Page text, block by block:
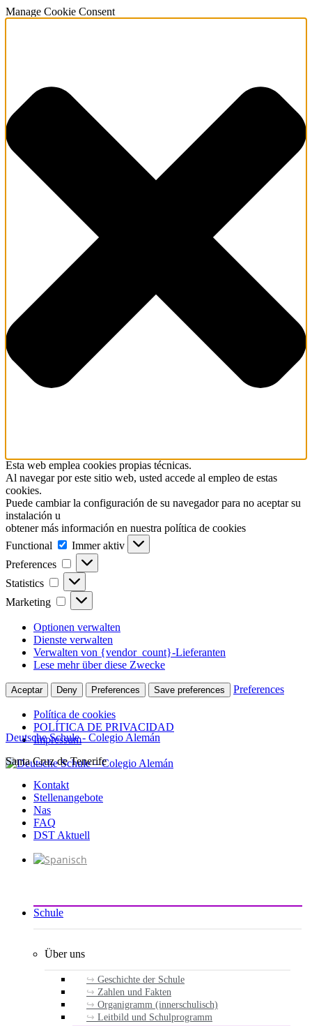
Manage Cookie Consent
Esta web emplea cookies propias técnicas.
Al navegar por este sitio web, usted accede al empleo de estas
cookies.
Puede cambiar la configuración de su navegador para no aceptar su
instalación u
obtener más información en nuestra política de cookies
Functional
Functional
Immer aktiv
Preferences
Preferences
Statistics Statistics
Marketing Marketing
Optionen verwalten
Dienste verwalten
Verwalten von {vendor_count}-Lieferanten
Lese mehr über diese Zwecke
Aceptar Deny Preferences Save preferences Preferences
Política de cookies
POLÍTICA DE PRIVACIDAD
Impressum
Zum
springen
Deutsche Schule - Colegio Alemán
Santa Cruz de Tenerife
Kontakt
Stellenangebote
Nas
FAQ
DST Aktuell
Schule
Über uns
Geschichte der Schule
Zahlen und Fakten
Organigramm (innerschulisch)
Leitbild und Schulprogramm